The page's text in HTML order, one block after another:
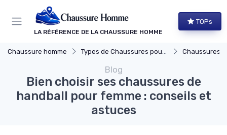
LA RÉFÉRENCE DE LA CHAUSSURE HOMME
TOPs
Chaussure homme Types de Chaussures pour Hommes Chaussures
Blog
Bien choisir ses chaussures de
handball pour femme : conseils et
astuces
Panneau de gestion des cookies